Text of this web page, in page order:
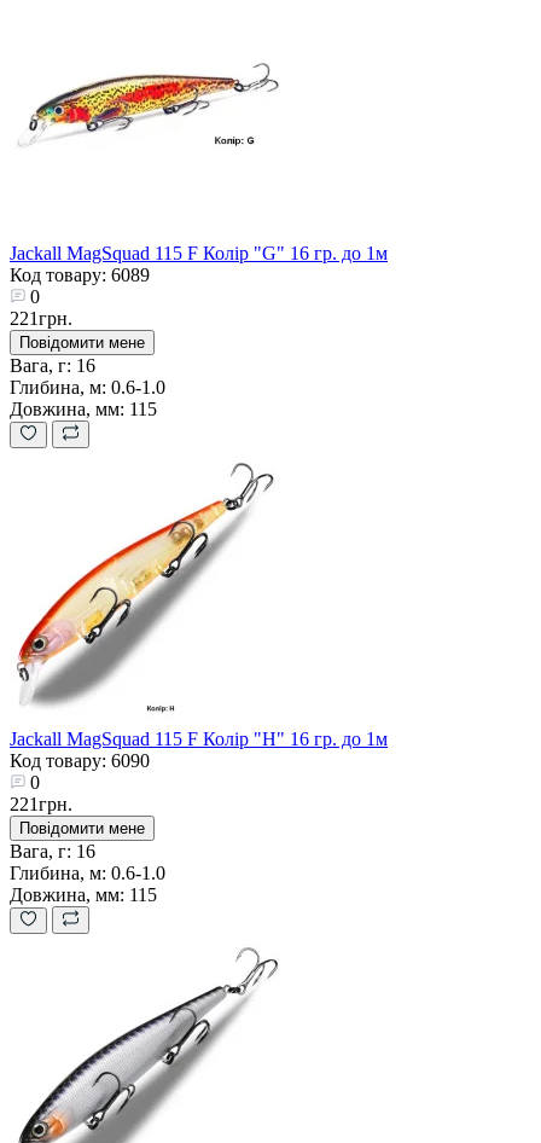
Jackall MagSquad 115 F Колір "G" 16 гр. до 1м
Код товару: 6089
0
221грн.
Повідомити мене
Вага, г: 16
Глибина, м: 0.6-1.0
Довжина, мм: 115
Jackall MagSquad 115 F Колір "H" 16 гр. до 1м
Код товару: 6090
0
221грн.
Повідомити мене
Вага, г: 16
Глибина, м: 0.6-1.0
Довжина, мм: 115